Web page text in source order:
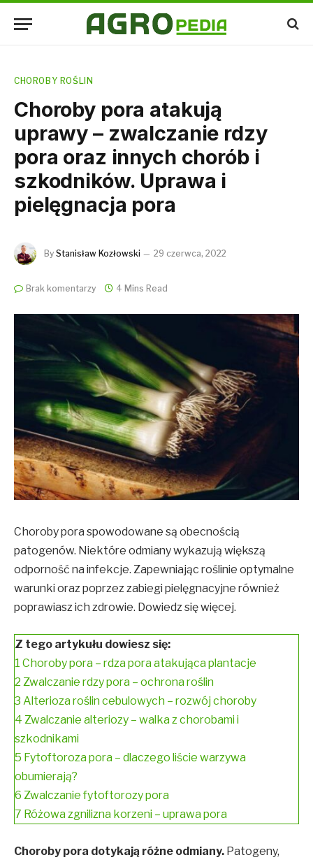
CHOROBY ROŚLIN
Choroby pora atakują
uprawy – zwalczanie rdzy
pora oraz innych chorób i
szkodników. Uprawa i
pielęgnacja pora
By Stanisław Kozłowski 29 czerwca, 2022
Brak komentarzy 4 Mins Read
Choroby pora spowodowane są obecnością
patogenów. Niektóre odmiany wykazują większą
odporność na infekcje. Zapewniając roślinie optymalne
warunki oraz poprzez zabiegi pielęgnacyjne również
poprawiasz ich zdrowie. Dowiedz się więcej.
Z tego artykułu dowiesz się:
1 Choroby pora – rdza pora atakująca plantacje
2 Zwalczanie rdzy pora – ochrona roślin
3 Alterioza roślin cebulowych – rozwój choroby
4 Zwalczanie alteriozy – walka z chorobami i
szkodnikami
5 Fytoftoroza pora – dlaczego liście warzywa
obumierają?
6 Zwalczanie fytoftorozy pora
7 Różowa zgnilizna korzeni – uprawa pora
Choroby pora dotykają różne odmiany. Patogeny,